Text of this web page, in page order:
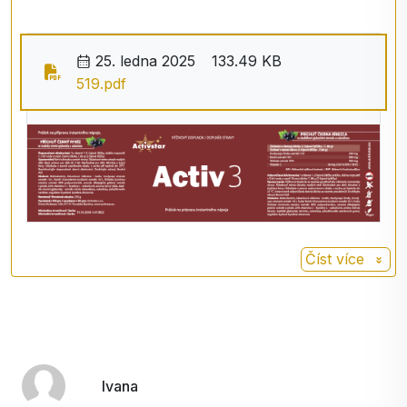
nadná příprava - okamžitě připravený nápoj
Příprava je mimořádně jednoduchá:
➡️1 odměrka denněrozmíchaná ve 200-300 ml
vody stačí pro vaši denní dávku.
➡️ Balení obsahuje přibližně
60 dávek, což vystačí
přibližně na2 měsícepravidelného užívání.
Activ 3 je vhodný pro:
když chcete doplnit energii a svěžest
věčného mládí a
Shiitake
Má antivirové,
antibakteriální a
antimykotické účinky.
Acerola
Přírodní zdroj vitaminu C.
Vůně černého
rybízu
25. ledna 2025
133.49 KB
519.pdf
Číst více
Ivana